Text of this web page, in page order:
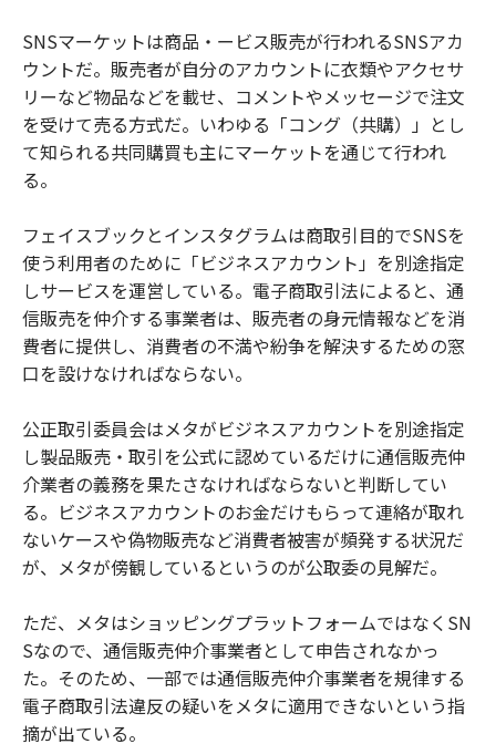
SNSマーケットは商品・ービス販売が行われるSNSアカ
ウントだ。販売者が自分のアカウントに衣類やアクセサ
リーなど物品などを載せ、コメントやメッセージで注文
を受けて売る方式だ。いわゆる「コング（共購）」とし
て知られる共同購買も主にマーケットを通じて行われ
る。
フェイスブックとインスタグラムは商取引目的でSNSを
使う利用者のために「ビジネスアカウント」を別途指定
しサービスを運営している。電子商取引法によると、通
信販売を仲介する事業者は、販売者の身元情報などを消
費者に提供し、消費者の不満や紛争を解決するための窓
口を設けなければならない。
公正取引委員会はメタがビジネスアカウントを別途指定
し製品販売・取引を公式に認めているだけに通信販売仲
介業者の義務を果たさなければならないと判断してい
る。ビジネスアカウントのお金だけもらって連絡が取れ
ないケースや偽物販売など消費者被害が頻発する状況だ
が、メタが傍観しているというのが公取委の見解だ。
ただ、メタはショッピングプラットフォームではなくSN
Sなので、通信販売仲介事業者として申告されなかっ
た。そのため、一部では通信販売仲介事業者を規律する
電子商取引法違反の疑いをメタに適用できないという指
摘が出ている。